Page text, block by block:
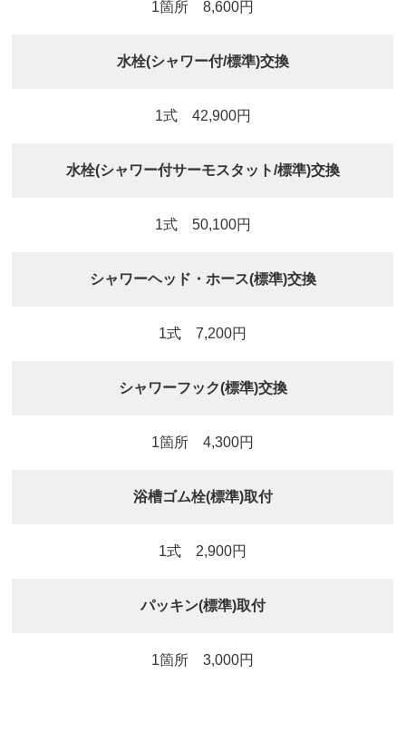
1箇所 8,600円
水栓(シャワー付/標準)交換
1式 42,900円
水栓(シャワー付サーモスタット/標準)交換
1式 50,100円
シャワーヘッド・ホース(標準)交換
1式 7,200円
シャワーフック(標準)交換
1箇所 4,300円
浴槽ゴム栓(標準)取付
1式 2,900円
パッキン(標準)取付
1箇所 3,000円